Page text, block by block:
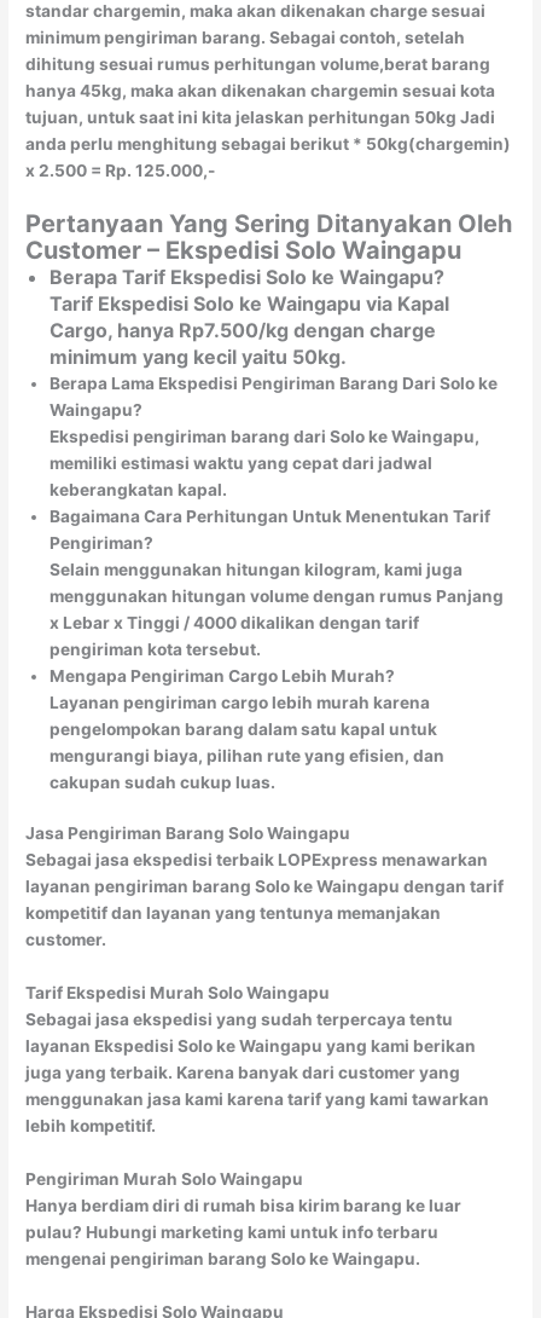
standar chargemin, maka akan dikenakan charge sesuai
minimum pengiriman barang. Sebagai contoh, setelah
dihitung sesuai rumus perhitungan volume,berat barang
hanya 45kg, maka akan dikenakan chargemin sesuai kota
tujuan, untuk saat ini kita jelaskan perhitungan 50kg Jadi
anda perlu menghitung sebagai berikut * 50kg(chargemin)
x 2.500 = Rp. 125.000,-
Pertanyaan Yang Sering Ditanyakan Oleh
Customer – Ekspedisi Solo Waingapu
Berapa Tarif Ekspedisi Solo ke Waingapu?
Tarif Ekspedisi Solo ke Waingapu via Kapal
Cargo, hanya Rp7.500/kg dengan charge
minimum yang kecil yaitu 50kg.
Berapa Lama Ekspedisi Pengiriman Barang Dari Solo ke
Waingapu?
Ekspedisi pengiriman barang dari Solo ke Waingapu,
memiliki estimasi waktu yang cepat dari jadwal
keberangkatan kapal.
Bagaimana Cara Perhitungan Untuk Menentukan Tarif
Pengiriman?
Selain menggunakan hitungan kilogram, kami juga
menggunakan hitungan volume dengan rumus Panjang
x Lebar x Tinggi / 4000 dikalikan dengan tarif
pengiriman kota tersebut.
Mengapa Pengiriman Cargo Lebih Murah?
Layanan pengiriman cargo lebih murah karena
pengelompokan barang dalam satu kapal untuk
mengurangi biaya, pilihan rute yang efisien, dan
cakupan sudah cukup luas.
Jasa Pengiriman Barang Solo Waingapu
Sebagai jasa ekspedisi terbaik LOPExpress menawarkan
layanan pengiriman barang Solo ke Waingapu dengan tarif
kompetitif dan layanan yang tentunya memanjakan
customer.
Tarif Ekspedisi Murah Solo Waingapu
Sebagai jasa ekspedisi yang sudah terpercaya tentu
layanan Ekspedisi Solo ke Waingapu yang kami berikan
juga yang terbaik. Karena banyak dari customer yang
menggunakan jasa kami karena tarif yang kami tawarkan
lebih kompetitif.
Pengiriman Murah Solo Waingapu
Hanya berdiam diri di rumah bisa kirim barang ke luar
pulau? Hubungi marketing kami untuk info terbaru
mengenai pengiriman barang Solo ke Waingapu.
Harga Ekspedisi Solo Waingapu